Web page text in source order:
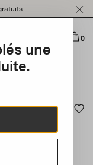
0
une
Activate any of